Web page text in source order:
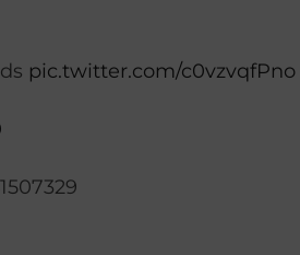
pic.twitter.com/c0vzvqfPno